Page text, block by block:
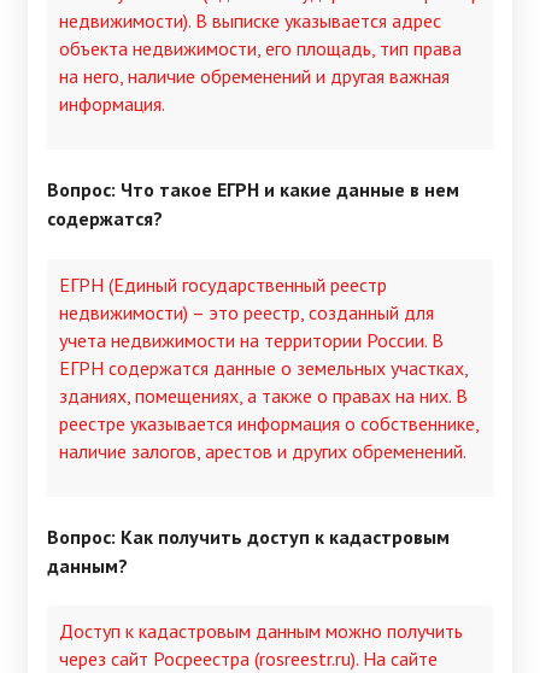
недвижимости). В выписке указывается адрес
объекта недвижимости, его площадь, тип права
на него, наличие обременений и другая важная
информация.
Вопрос: Что такое ЕГРН и какие данные в нем
содержатся?
ЕГРН (Единый государственный реестр
недвижимости) – это реестр, созданный для
учета недвижимости на территории России. В
ЕГРН содержатся данные о земельных участках,
зданиях, помещениях, а также о правах на них. В
реестре указывается информация о собственнике,
наличие залогов, арестов и других обременений.
Вопрос: Как получить доступ к кадастровым
данным?
Доступ к кадастровым данным можно получить
через сайт Росреестра (rosreestr.ru). На сайте